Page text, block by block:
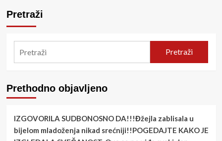
Pretraži
Pretraži
Prethodno objavljeno
IZGOVORILA SUDBONOSNO DA!!!Đžejla zablisala u
bijelom mladoženja nikad srećniji!!POGEDAJTE KAKO JE